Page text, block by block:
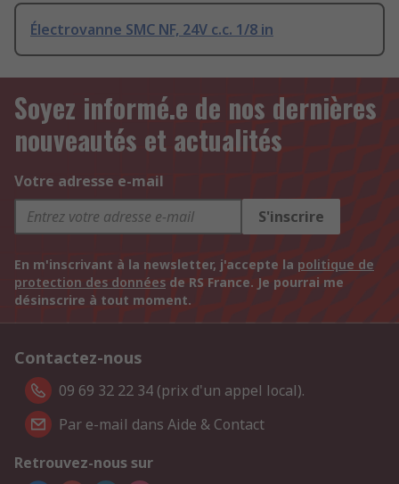
Électrovanne SMC NF, 24V c.c. 1/8 in
Soyez informé.e de nos dernières
nouveautés et actualités
Votre adresse e-mail
S'inscrire
En m'inscrivant à la newsletter, j'accepte la politique de
protection des données de RS France. Je pourrai me
désinscrire à tout moment.
Contactez-nous
09 69 32 22 34 (prix d'un appel local).
Par e-mail dans Aide & Contact
Retrouvez-nous sur